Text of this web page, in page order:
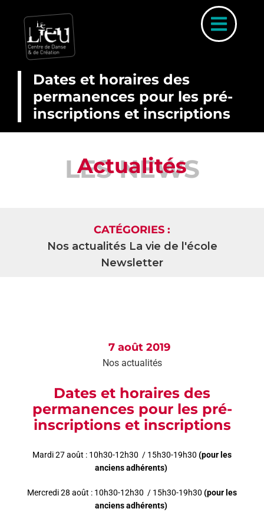
content
Toggle
A
Dates et horaires des
permanences pour les pré-
inscriptions et inscriptions
Dates et horaires des
permanences pour les pré-
inscriptions et inscriptions
Mardi 27 août : 10h30-12h30 / 15h30-19h30 (pour les
anciens adhérents)
Mercredi 28 août : 10h30-12h30 / 15h30-19h30 (pour les
anciens adhérents)
7 août 2019
Nos actualités
LES NEWS
Actualités
CATÉGORIES :
Nos actualités La vie de l'école
Newsletter